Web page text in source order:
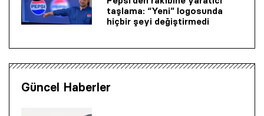
taşlama: “Yeni” logosunda
hiçbir şeyi değiştirmedi
Güncel Haberler